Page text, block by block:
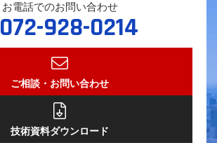
お電話でのお問い合わせ
072-928-0214
ご相談・お問い合わせ
技術資料ダウンロード